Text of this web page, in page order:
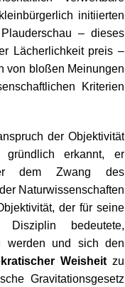
initiierten
– dieses
Lächerlichkeit preis –
von bloßen Meinungen
Kriterien
der Objektivität
gründlich erkannt, er
dem Zwang des
Naturwissenschaften
der für seine
Disziplin bedeutete,
werden und sich den
Weisheitzu
Gravitationsgesetz